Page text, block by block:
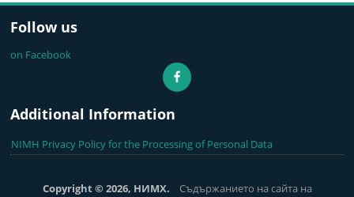
Follow us
on Facebook
Additional Information
NIMH Privacy Policy for the Processing of Personal Data
Copyright © 2026, НИМХ. Съдържанието на сайта на